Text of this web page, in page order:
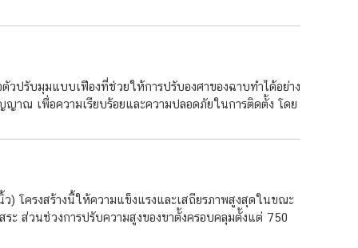
วปรับมุมแบบเฟืองที่ช่วยให้การปรับองศาของฉาบทำได้อย่าง
ณ เพื่อความเรียบร้อยและความปลอดภัยในการติดตั้ง โดย
โครงสร้างนี้ให้ความแข็งแรงและเสถียรภาพสูงสุดในขณะ
ะ ส่วนช่วงการปรับความสูงของขาตั้งครอบคลุมตั้งแต่ 750